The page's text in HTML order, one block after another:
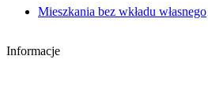
Mieszkania bez wkładu własnego
Informacje